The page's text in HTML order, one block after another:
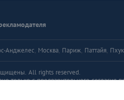
Анджелес, Москва, Париж, Паттайя,
All rights reserved.
только с предварительного согласия